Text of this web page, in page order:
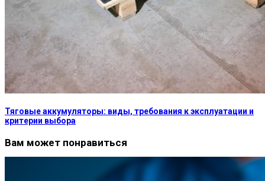
Тяговые аккумуляторы: виды, требования к эксплуатации и
критерии выбора
Вам может понравиться